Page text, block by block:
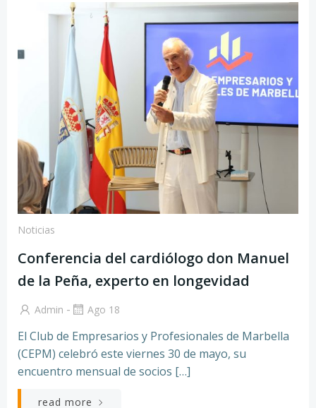
Noticias
Conferencia del cardiólogo don Manuel
de la Peña, experto en longevidad
Admin - Ago 18
El Club de Empresarios y Profesionales de Marbella
(CEPM) celebró este viernes 30 de mayo, su
encuentro mensual de socios […]
read more